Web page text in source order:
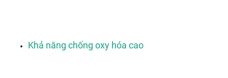
Khả năng chống oxy hóa cao